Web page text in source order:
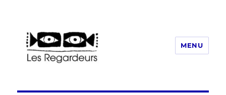
MENU